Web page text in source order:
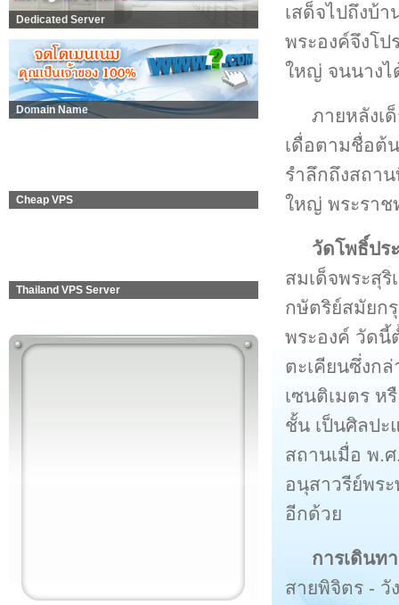
Dedicated Server
Domain Name
Cheap VPS
Thailand VPS Server
เสด็จไปถึงบ้
พระองค์จึงโ
ใหญ่ จนนางไ
ภายหลังเ
เดื่อตามชื่อต้
รำลึกถึงสถา
ใหญ่ พระรา
วัดโพธิ์ปร
สมเด็จพระสุ
กษัตริย์สมัยก
พระองค์ วัดนี้
ตะเคียนซึ่งก
เซนติเมตร ห
ชั้น เป็นศิลปะ
สถานเมื่อ พ.
อนุสาวรีย์พร
อีกด้วย
การเดินท
สายพิจิตร - วั